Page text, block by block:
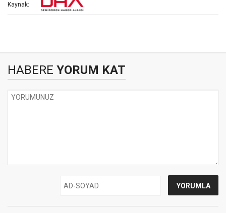
Kaynak:
HABERE YORUM KAT